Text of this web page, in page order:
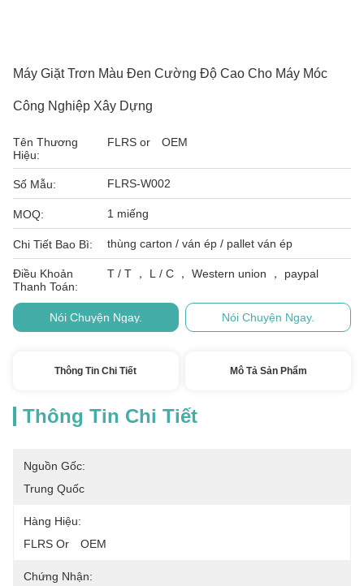
Máy Giặt Trơn Màu Đen Cường Độ Cao Cho Máy Móc
Công Nghiệp Xây Dựng
Tên Thương
Hiệu:
FLRS or OEM
Số Mẫu: FLRS-W002
MOQ: 1 miếng
Chi Tiết Bao Bì: thùng carton / ván ép / pallet ván ép
Điều Khoản
Thanh Toán:
T / T ， L / C ， Western union ， paypal
Nói Chuyện Ngay. Nói Chuyện Ngay.
Thông Tin Chi Tiết Mô Tả Sản Phẩm
Thông Tin Chi Tiết
Nguồn Gốc:
Trung Quốc
Hàng Hiệu:
FLRS Or　OEM
Chứng Nhận: